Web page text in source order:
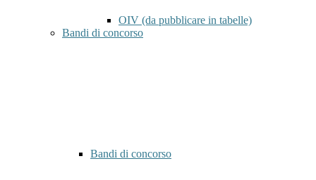
OIV (da pubblicare in tabelle)
Bandi di concorso
Bandi di concorso